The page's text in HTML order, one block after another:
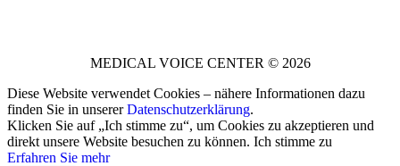
MEDICAL VOICE CENTER © 2026
Diese Website verwendet Cookies – nähere Informationen dazu
finden Sie in unsererDatenschutzerklärung.
Klicken Sie auf „Ich stimme zu“, um Cookies zu akzeptieren und
direkt unsere Website besuchen zu können. Ich stimme zu
Erfahren Sie mehr